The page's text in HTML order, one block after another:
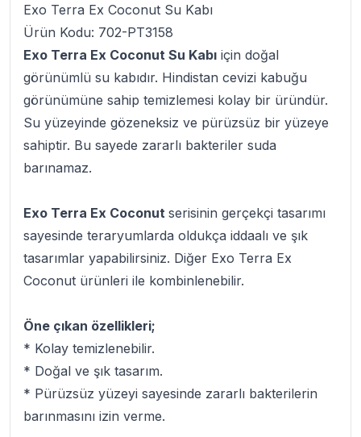
Exo Terra Ex Coconut Su Kabı
Ürün Kodu: 702-PT3158
Exo Terra Ex Coconut Su Kabı için doğal
görünümlü su kabıdır. Hindistan cevizi kabuğu
görünümüne sahip temizlemesi kolay bir üründür.
Su yüzeyinde gözeneksiz ve pürüzsüz bir yüzeye
sahiptir. Bu sayede zararlı bakteriler suda
barınamaz.
Exo Terra Ex Coconut serisinin gerçekçi tasarımı
sayesinde teraryumlarda oldukça iddaalı ve şık
tasarımlar yapabilirsiniz. Diğer Exo Terra Ex
Coconut ürünleri ile kombinlenebilir.
Öne çıkan özellikleri;
* Kolay temizlenebilir.
* Doğal ve şık tasarım.
* Pürüzsüz yüzeyi sayesinde zararlı bakterilerin
barınmasını izin verme.